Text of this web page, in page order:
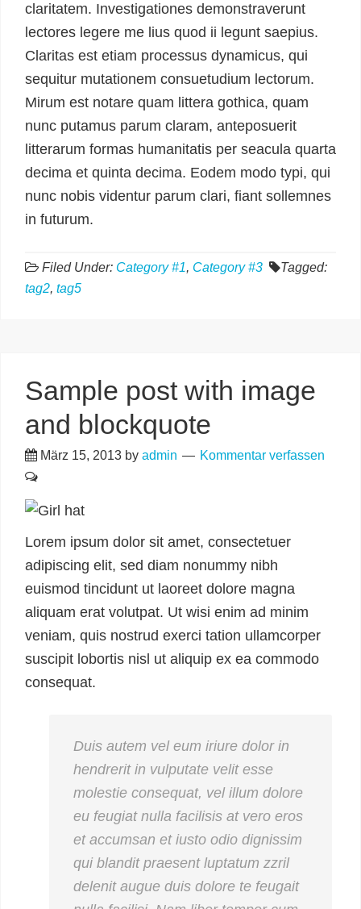
claritatem. Investigationes demonstraverunt
lectores legere me lius quod ii legunt saepius.
Claritas est etiam processus dynamicus, qui
sequitur mutationem consuetudium lectorum.
Mirum est notare quam littera gothica, quam
nunc putamus parum claram, anteposuerit
litterarum formas humanitatis per seacula quarta
decima et quinta decima. Eodem modo typi, qui
nunc nobis videntur parum clari, fiant sollemnes
in futurum.
Filed Under: Category #1, Category #3
Tagged:
tag2, tag5
Sample post with image
and blockquote
März 15, 2013 by admin Kommentar verfassen
Lorem ipsum dolor sit amet, consectetuer
adipiscing elit, sed diam nonummy nibh
euismod tincidunt ut laoreet dolore magna
aliquam erat volutpat. Ut wisi enim ad minim
veniam, quis nostrud exerci tation ullamcorper
suscipit lobortis nisl ut aliquip ex ea commodo
consequat.
Duis autem vel eum iriure dolor in
hendrerit in vulputate velit esse
molestie consequat, vel illum dolore
eu feugiat nulla facilisis at vero eros
et accumsan et iusto odio dignissim
qui blandit praesent luptatum zzril
delenit augue duis dolore te feugait